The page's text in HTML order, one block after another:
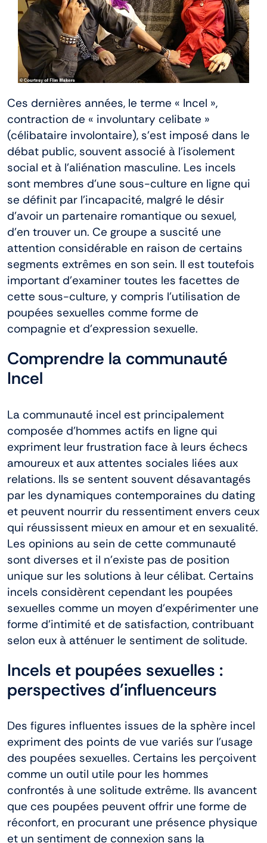
En stock
Aide
Guides
Paiement
Contact
Livraison
À propos
Blog
Ces dernières années, le terme « Incel »,
contraction de « involuntary celibate »
(célibataire involontaire), s’est imposé dans le
débat public, souvent associé à l’isolement
social et à l’aliénation masculine. Les incels
sont membres d’une sous-culture en ligne qui
se définit par l’incapacité, malgré le désir
d’avoir un partenaire romantique ou sexuel,
d’en trouver un. Ce groupe a suscité une
attention considérable en raison de certains
segments extrêmes en son sein. Il est toutefois
important d’examiner toutes les facettes de
cette sous-culture, y compris l’utilisation de
poupées sexuelles comme forme de
compagnie et d’expression sexuelle.
Comprendre la communauté
Incel
La communauté incel est principalement
composée d’hommes actifs en ligne qui
expriment leur frustration face à leurs échecs
amoureux et aux attentes sociales liées aux
relations. Ils se sentent souvent désavantagés
par les dynamiques contemporaines du dating
et peuvent nourrir du ressentiment envers ceux
qui réussissent mieux en amour et en sexualité.
Les opinions au sein de cette communauté
sont diverses et il n’existe pas de position
unique sur les solutions à leur célibat. Certains
incels considèrent cependant les poupées
sexuelles comme un moyen d’expérimenter une
forme d’intimité et de satisfaction, contribuant
selon eux à atténuer le sentiment de solitude.
Incels et poupées sexuelles :
perspectives d’influenceurs
Des figures influentes issues de la sphère incel
expriment des points de vue variés sur l’usage
des poupées sexuelles. Certains les perçoivent
comme un outil utile pour les hommes
confrontés à une solitude extrême. Ils avancent
que ces poupées peuvent offrir une forme de
réconfort, en procurant une présence physique
et un sentiment de connexion sans la